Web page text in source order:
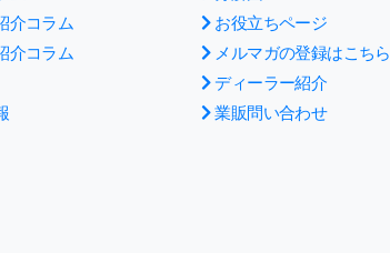
介コラム
介コラム
お役立ちページ
メルマガの登録はこちら
ディーラー紹介
業販問い合わせ